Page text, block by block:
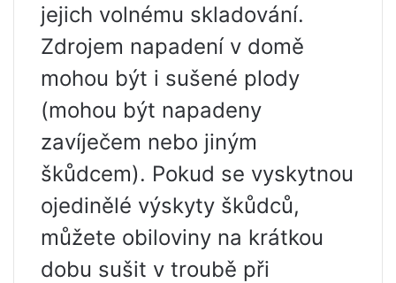
jejich volnému skladování.
Zdrojem napadení v domě
mohou být i sušené plody
(mohou být napadeny
zavíječem nebo jiným
škůdcem). Pokud se vyskytnou
ojedinělé výskyty škůdců,
můžete obiloviny na krátkou
dobu sušit v troubě při